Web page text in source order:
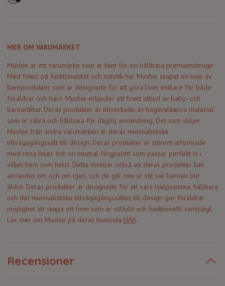
MER OM VARUMÄRKET
Mushie är ett varumärke som är känt för sin hållbara premiumdesign.
Med fokus på funktionalitet och estetik har Mushie skapat en linje av
barnprodukter som är designade för att göra livet enklare för både
föräldrar och barn. Mushie erbjuder ett brett utbud av baby- och
barnartiklar. Deras produkter är tillverkade av högkvalitativa material
som är säkra och hållbara för daglig användning. Det som skiljer
Mushie från andra varumärken är deras minimalistiska
tillvägagångssätt till design. Deras produkter är stilrent utformade
med rena linjer och en neutral färgpalett som passar perfekt in i
vilket hem som helst. Detta innebär också att deras produkter kan
användas om och om igen, och de går inte ur stil när barnen blir
äldre. Deras produkter är designade för att vara hjälpsamma, hållbara
och det minimalistiska tillvägagångssättet till design ger föräldrar
möjlighet att skapa ett hem som är stilfullt och funktionellt samtidigt.
Läs mer om Mushie på deras hemsida HÄR.
Recensioner